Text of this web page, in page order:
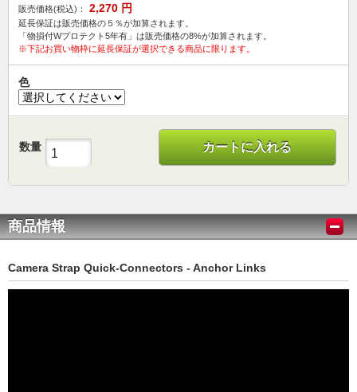
販売価格(税込)： 2,270 円
延長保証は販売価格の５％が加算されます。
「物損付Wプロテクト5年有」は販売価格の8%が加算されます。
※下記お買い物枠に延長保証が選択できる商品に限ります。
色
数量 カートに入れる
商品情報
Camera Strap Quick-Connectors - Anchor Links